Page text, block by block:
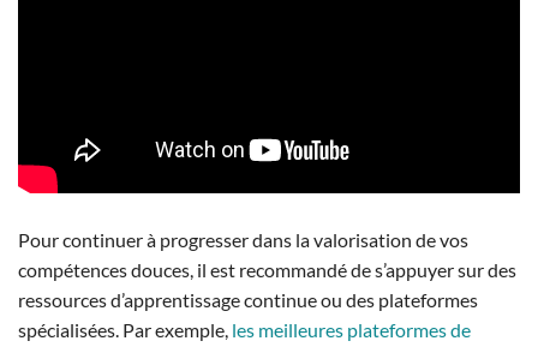
Pour continuer à progresser dans la valorisation de vos
compétences douces, il est recommandé de s’appuyer sur des
ressources d’apprentissage continue ou des plateformes
spécialisées. Par exemple, les meilleures plateformes de